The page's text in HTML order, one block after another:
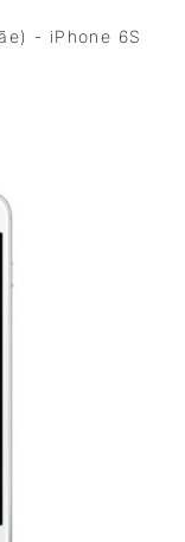
- iPhone 6S